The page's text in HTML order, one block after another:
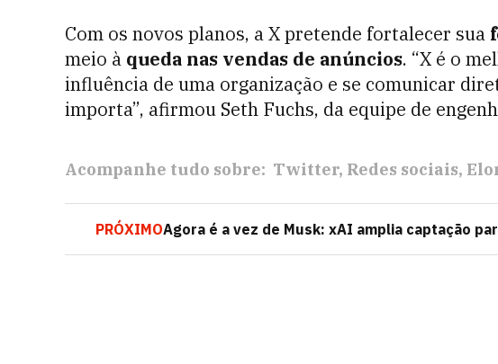
Com os novos planos, a X pretende fortalecer sua
meio à queda nas vendas de anúncios. “X é o
influência de uma organização e se comunicar
importa”, afirmou Seth Fuchs, da equipe de
Acompanhe tudo sobre: Twitter Redes sociais
PRÓXIMOAgora é a vez de Musk: xAI amplia captação